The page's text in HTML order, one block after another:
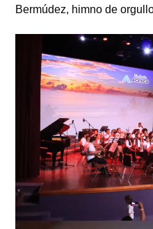
Bermúdez, himno de